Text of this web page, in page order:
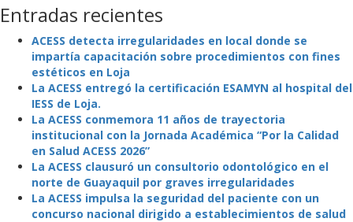
Entradas recientes
ACESS detecta irregularidades en local donde se
impartía capacitación sobre procedimientos con fines
estéticos en Loja
La ACESS entregó la certificación ESAMYN al hospital del
IESS de Loja.
La ACESS conmemora 11 años de trayectoria
institucional con la Jornada Académica “Por la Calidad
en Salud ACESS 2026”
La ACESS clausuró un consultorio odontológico en el
norte de Guayaquil por graves irregularidades
La ACESS impulsa la seguridad del paciente con un
concurso nacional dirigido a establecimientos de salud